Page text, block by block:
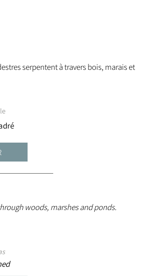
serpentent à travers bois, marais et
woods, marshes and ponds.